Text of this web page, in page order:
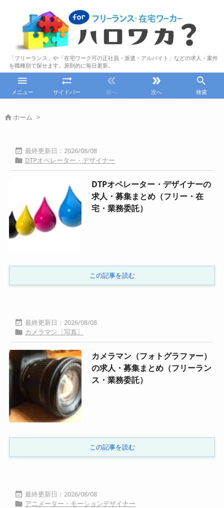
「フリーランス」や「在宅ワーク可の正社員・派遣・アルバイト」などの求人・案件
を職種別で探せます。原則的に毎日更新。

メニュー

サイドバー

前へ

次へ

検索
ホーム >
 2026/08/08
 DTPオペレーター・デザイナー
DTPオペレーター・デザイナーの
求人・募集まとめ（フリー・在
宅・業務委託）
この記事を読む
 2026/08/08
 カメラマン〔写真〕
カメラマン（フォトグラファー）
の求人・募集まとめ（フリーラン
ス・業務委託）
この記事を読む
 2026/08/08
 アニメーター・モーションデザイナー